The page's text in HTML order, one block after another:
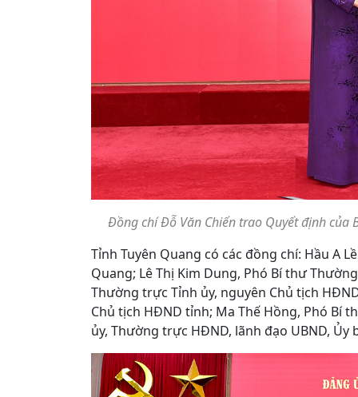
Đồng chí Đỗ Văn Chiến trao Quyết định của
Tỉnh Tuyên Quang có các đồng chí: Hầu A
Quang; Lê Thị Kim Dung, Phó Bí thư
Thường trực Tỉnh ủy, nguyên Chủ tịch
Chủ tịch HĐND tỉnh; Ma Thế Hồng, Phó Bí
ủy, Thường trực HĐND, lãnh đạo UBND, Ủy